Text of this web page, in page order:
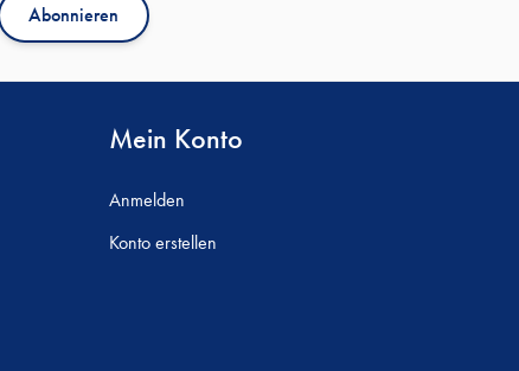
Abonnieren
Mein Konto
Anmelden
Konto erstellen